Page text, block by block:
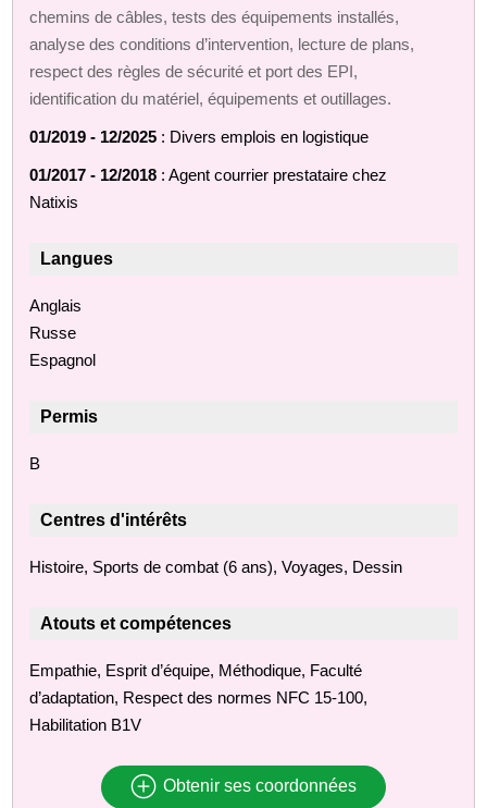
chemins de câbles, tests des équipements installés,
analyse des conditions d’intervention, lecture de plans,
respect des règles de sécurité et port des EPI,
identification du matériel, équipements et outillages.
01/2019 - 12/2025 : Divers emplois en logistique
01/2017 - 12/2018 : Agent courrier prestataire chez
Natixis
Langues
Anglais
Russe
Espagnol
Permis
B
Centres d'intérêts
Histoire, Sports de combat (6 ans), Voyages, Dessin
Atouts et compétences
Empathie, Esprit d’équipe, Méthodique, Faculté
d’adaptation, Respect des normes NFC 15-100,
Habilitation B1V
Obtenir ses coordonnées